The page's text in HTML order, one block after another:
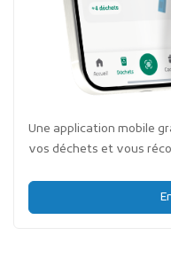
Une application mobile
vos déchets et vous